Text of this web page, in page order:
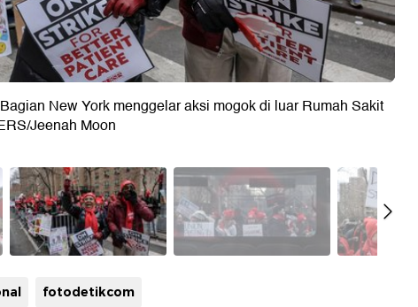
New York menggelar aksi mogok di luar Rumah Sakit
Jeenah Moon
fotodetikcom